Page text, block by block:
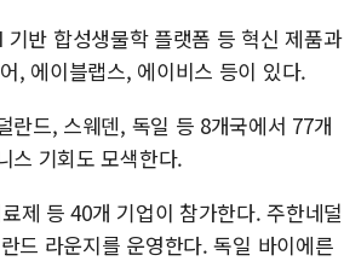
반 합성생물학 플랫폼 등 혁신 제품과
, 에이블랩스, 에이비스 등이 있다.
란드, 스웨덴, 독일 등 8개국에서 77개
스 기회도 모색한다.
제 등 40개 기업이 참가한다. 주한네덜
드 라운지를 운영한다. 독일 바이에른